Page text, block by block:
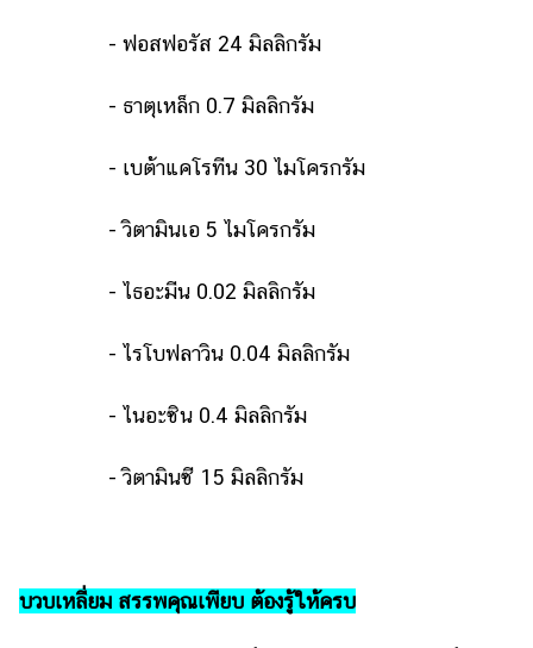
- ฟอสฟอรัส 24 มิลลิกรัม
- ธาตุเหล็ก 0.7 มิลลิกรัม
- เบต้าแคโรทีน 30 ไมโครกรัม
- วิตามินเอ 5 ไมโครกรัม
- ไธอะมีน 0.02 มิลลิกรัม
- ไรโบฟลาวิน 0.04 มิลลิกรัม
- ไนอะซิน 0.4 มิลลิกรัม
- วิตามินซี 15 มิลลิกรัม
บวบเหลี่ยม สรรพคุณเพียบ ต้องรู้ให้ครบ